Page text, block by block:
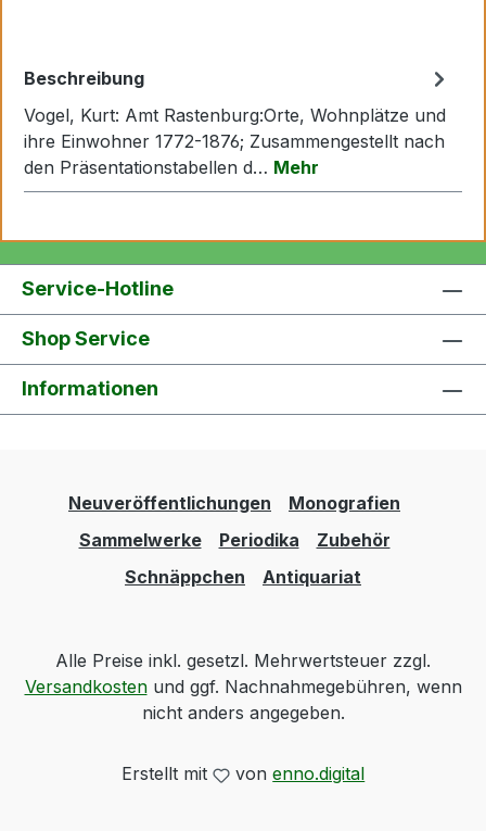
Beschreibung
Vogel, Kurt: Amt Rastenburg:Orte, Wohnplätze und
ihre Einwohner 1772-1876; Zusammengestellt nach
den Präsentationstabellen d… Mehr
Service-Hotline
Shop Service
Informationen
Neuveröffentlichungen
Monografien
Sammelwerke
Periodika
Zubehör
Schnäppchen
Antiquariat
Alle Preise inkl. gesetzl. Mehrwertsteuer zzgl.
Versandkostenund ggf. Nachnahmegebühren, wenn
nicht anders angegeben.
Erstellt mit vonenno.digital